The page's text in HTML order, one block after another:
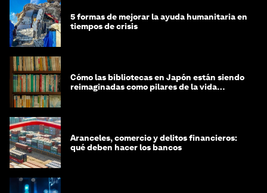
5 formas de mejorar la ayuda humanitaria en
tiempos de crisis
Cómo las bibliotecas en Japón están siendo
reimaginadas como pilares de la vida
Aranceles, comercio y delitos financieros:
qué deben hacer los bancos